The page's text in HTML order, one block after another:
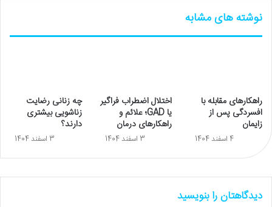
نوشته های مشابه
راهکارهای مقابله با
افسردگی پس از
زایمان
4 اسفند 1404
اختلال اضطراب فراگیر
یا GAD؛ علائم و
راهکارهای درمان
3 اسفند 1404
چه زنانی رضایت
زناشویی بیشتری
دارند؟
3 اسفند 1404
دیدگاهتان را بنویسید